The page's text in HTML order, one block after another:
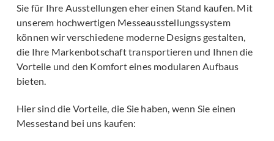
Sie für Ihre Ausstellungen eher einen Stand kaufen. Mit
unserem hochwertigen Messeausstellungssystem
können wir verschiedene moderne Designs gestalten,
die Ihre Markenbotschaft transportieren und Ihnen die
Vorteile und den Komfort eines modularen Aufbaus
bieten.
Hier sind die Vorteile, die Sie haben, wenn Sie einen
Messestand bei uns kaufen: